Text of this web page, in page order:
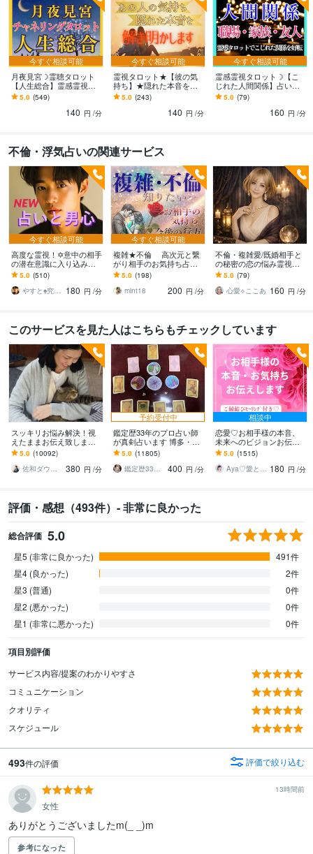
今すぐ相談可能
月夜見宮☽霊聴タロット
【人生総合】霊感霊視占
います 月夜宮からメッセ
ージ☽霊感・霊視タロッ
5.0 (549)
140 円 /分
今すぐ相談可能
霊視タロット★【彼の気
持ち】★隠れた本音を視
ます あの人の本音・深層
心理♥片思い・交際中・遠
距離恋愛・秘密の恋
5.0 (243)
140 円 /分
今すぐ相談可能
霊感霊視タロット☽【こ
じれた人間関係】占いま
す 鑑定歴25年以上の占い
師が複雑な人間関係を好
5.0 (79)
160 円 /分
不倫・浮気占いの関連サービス
今すぐ相談可能
高度な霊視！✡️意中の相手
の潜在意識に入り込みま
す ☪️上級霊視を駆使する
アドバイス☪️不倫/婚外恋
愛等の不安✨
5.0 (510)
やすと♠究極の癒し人・占い師・ゆるキャラ
180 円 /分
今すぐ相談可能
複雑★不倫 高次元と繋
がり相手のお気持ち占い
ます カードに表れた真実
を読みとく チャネリン
グで降ろす彼の気持ち
5.0 (198)
mint18
200 円 /分
不倫・複雑愛/既婚相手と
の秘密の恋の悩み霊視し
ます この恋どうなる？続
けるべき？本心を読み解
決の糸口を見つけます
5.0 (79)
心愛⟡ここあ 160 円 /分
このサービスを見た人はこちらもチェックしています
スッキリお悩み解決！視
えたままお伝え致します
恋愛、結婚、人間関係、
仕事、人生、ペットの気
持ち等◎祈願付き
5.0 (10092)
佐和ダウジング＆スピリットメンター
380 円 /分
予約受付中
鑑定歴33年のプロ占い師
が真剣占います 博多・廓
屋の純血統占い祈願師
雷鳥
5.0 (11805)
鑑定歴33年のプロ占い師 雷鳥
400 円 /分
相談中
恋愛♡お相手様の本音、
未来へのビジョンお伝え
します どんな関係でも細
密にお伝えします✨ツイン
レイ ソウルメイト
5.0 (1515)
Aya♡愛と光のスピリチュアルガイド 180 円 /分
評価・感想（493件）- 非常に良かった
総合評価 5.0
星5 (非常に良かった)
491件
星4 (良かった)
2件
星3 (普通)
0件
星2 (悪かった)
0件
星1 (非常に悪かった)
0件
項目別評価
サービス内容/提案のわかりやすさ
コミュニケーション
クオリティ
スケジュール
493件の評価 評価で絞り込む
13時間前
女性
ありがとうございましたm(_ _)m
参考になった